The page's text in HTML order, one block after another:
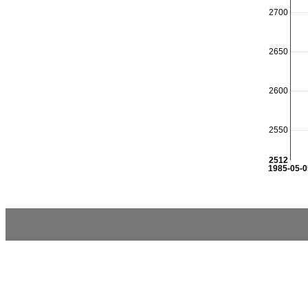
1985-05-
2550
2600
2650
2700
2512